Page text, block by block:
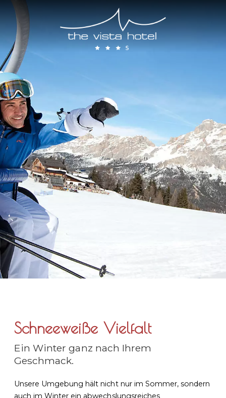
Schneeweiße Vielfalt
Ein Winter ganz nach Ihrem
Geschmack.
Unsere Umgebung hält nicht nur im Sommer, sondern
auch im Winter ein abwechslungsreiches